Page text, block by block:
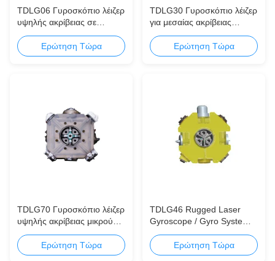
TDLG06 Γυροσκόπιο λέιζερ
υψηλής ακρίβειας σε
κατευθυνόμενα οβίδια
πυροβολικούΕρώτηση Τώρα
TDLG30 Γυροσκόπιο λέιζερ
για μεσαίας ακρίβειας
πλοήγηση των μικρής
εμβέλειας τακτικών
πυραύλων
Ερώτηση Τώρα
TDLG70 Γυροσκόπιο λέιζερ
υψηλής ακρίβειας μικρού
όγκου ελαφρύ βάρος
Ερώτηση Τώρα
TDLG46 Rugged Laser
Gyroscope / Gyro System
συμπαγές
Ερώτηση Τώρα